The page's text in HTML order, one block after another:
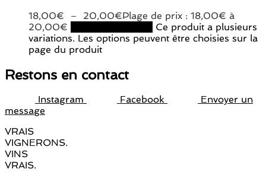
18,00€ – 20,00€Plage de prix : 18,00€ à
20,00€
Ce produit a plusieurs
variations. Les options peuvent être choisies sur la
page du produit
Restons en contact
Instagram Facebook
Envoyer un
message
VRAIS
VIGNERONS.
VINS
VRAIS.